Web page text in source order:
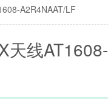
A2R4NAAT/LF
天线